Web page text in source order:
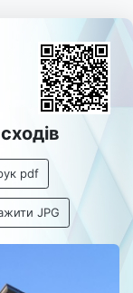
pdf
JPG